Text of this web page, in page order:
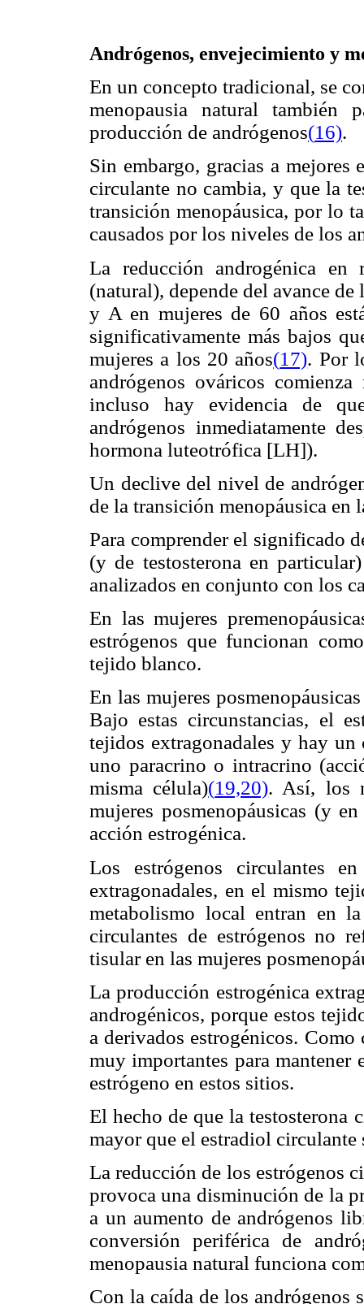
Andrógenos, envejecimiento y
En un concepto tradicional, se
menopausia natural
producción de andrógenos(16).
Sin embargo, gracias a mejores
circulante no cambia, y que la
transición menopáusica, por lo
causados por los niveles de los
La reducción androgénica en
(natural), depende del avance
y A en mujeres de 60 años
significativamente más bajos
mujeres a los 20 años(17). Por
andrógenos ováricos
incluso hay evidencia de
andrógenos inmediatamente
hormona luteotrófica [LH]).
Un declive del nivel de
de la transición menopáusica en
Para comprender el significado
(y de testosterona en
analizados en conjunto con los
En las mujeres
estrógenos que funcionan
tejido blanco.
En las mujeres
Bajo estas circunstancias, el
tejidos extragonadales y hay un
uno paracrino o intracrino
misma célula)(19,20). Así, los
mujeres posmenopáusicas (y
acción estrogénica.
Los estrógenos circulantes
extragonadales, en el mismo
metabolismo local entran en
circulantes de estrógenos no
tisular en las mujeres
La producción estrogénica
androgénicos, porque estos
a derivados estrogénicos.
muy importantes para mantener
estrógeno en estos sitios.
El hecho de que la testosterona
mayor que el estradiol circulante
La reducción de los estrógenos
provoca una disminución de la
a un aumento de andrógenos
conversión periférica de
menopausia natural funciona
Con la caída de los andrógenos